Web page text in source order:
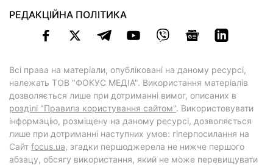
РЕДАКЦІЙНА ПОЛІТИКА
Всі права на матеріали, опубліковані на даному ресурсі,
належать ТОВ "ФОКУС МЕДІА". Використання матеріалів
дозволяється лише при дотриманні вимог, описаних в
розділі "Правила користування сайтом". Використовувати
інформацію, розміщену на даному ресурсі, дозволяється
лише при дотриманні наступних умов: гіперпосилання на
Cайт focus.ua, згадки першоджерела не нижче першого
абзацу, обсягу використання, який не може перевищувати